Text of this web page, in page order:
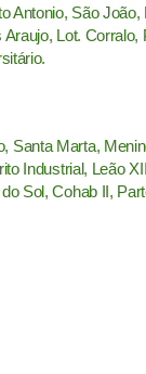
Antonio, São
Lot.
Santa Marta,
Industrial, Leão
Sol, Cohab II,